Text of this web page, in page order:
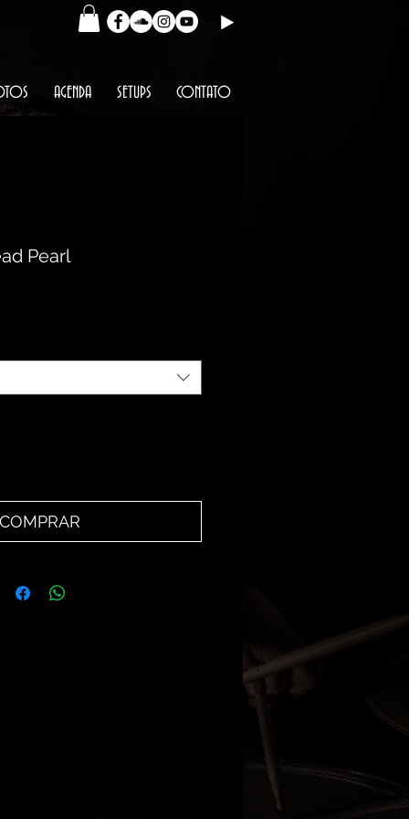
AGENDA SETUPS CONTATO
Pearl
COMPRAR